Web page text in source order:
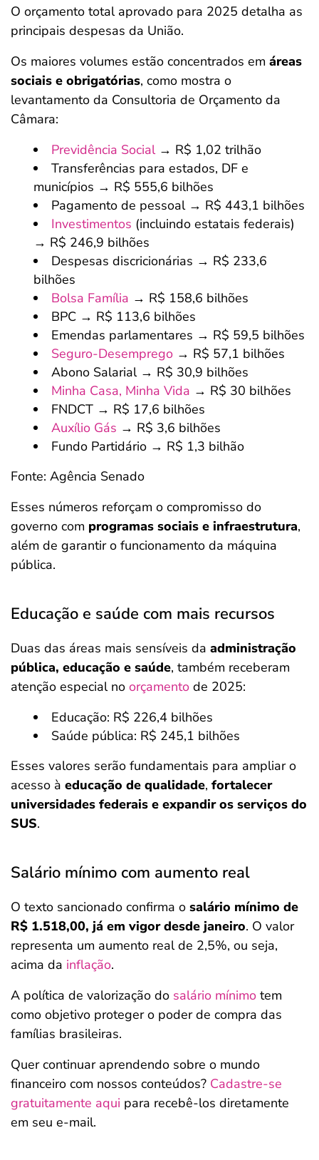
O orçamento total aprovado para 2025 detalha as
principais despesas da União.
Os maiores volumes estão concentrados em áreas
sociais e obrigatórias, como mostra o
levantamento da Consultoria de Orçamento da
Câmara:
Previdência Social→ R$ 1,02 trilhão
Transferências para estados, DF e
municípios → R$ 555,6 bilhões
Pagamento de pessoal → R$ 443,1 bilhões
Investimentos (incluindo estatais federais)
→ R$ 246,9 bilhões
Despesas discricionárias → R$ 233,6
bilhões
Bolsa Família → R$ 158,6 bilhões
BPC → R$ 113,6 bilhões
Emendas parlamentares → R$ 59,5 bilhões
Seguro-Desemprego → R$ 57,1 bilhões
Abono Salarial → R$ 30,9 bilhões
Minha Casa, Minha Vida → R$ 30 bilhões
FNDCT → R$ 17,6 bilhões
Auxílio Gás → R$ 3,6 bilhões
Fundo Partidário → R$ 1,3 bilhão
Fonte: Agência Senado
Esses números reforçam o compromisso do
governo com programas sociais e infraestrutura,
além de garantir o funcionamento da máquina
pública.
Educação e saúde com mais recursos
Duas das áreas mais sensíveis da administração
pública, educação e saúde, também receberam
atenção especial no orçamento de 2025:
Educação: R$ 226,4 bilhões
Saúde pública: R$ 245,1 bilhões
Esses valores serão fundamentais para ampliar o
acesso à educação de qualidade, fortalecer
universidades federais e expandir os serviços do
SUS.
Salário mínimo com aumento real
O texto sancionado confirma o salário mínimo de
R$ 1.518,00, já em vigor desde janeiro. O valor
representa um aumento real de 2,5%, ou seja,
acima da inflação.
A política de valorização do salário mínimo tem
como objetivo proteger o poder de compra das
famílias brasileiras.
Quer continuar aprendendo sobre o mundo
financeiro com nossos conteúdos? Cadastre-se
gratuitamente aqui para recebê-los diretamente
em seu e-mail.